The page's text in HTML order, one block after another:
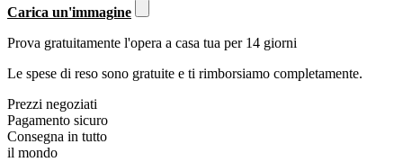
Carica un'immagine
Prova gratuitamente l'opera a casa tua per 14 giorni
Le spese di reso sono gratuite e ti rimborsiamo completamente.
Prezzi negoziati
Pagamento sicuro
Consegna in tutto
il mondo